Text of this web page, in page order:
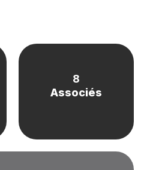
Paris
8
Associés